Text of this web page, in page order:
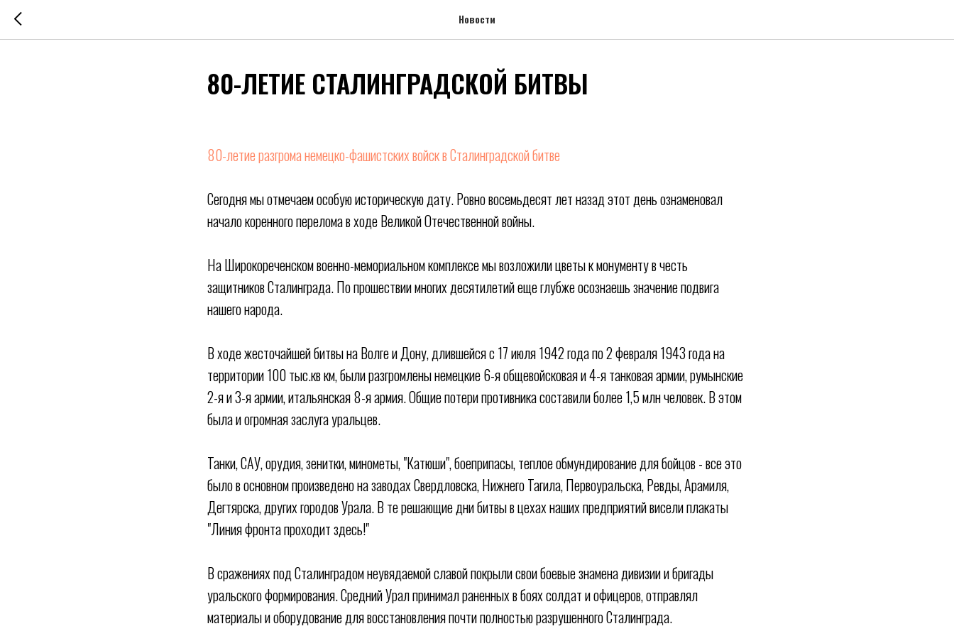
Новости
80-ЛЕТИЕ СТАЛИНГРАДСКОЙ БИТВЫ
80-летие разгрома немецко-фашистских войск в Сталинградской битве
Сегодня мы отмечаем особую историческую дату. Ровно восемьдесят лет назад этот день ознаменовал
начало коренного перелома в ходе Великой Отечественной войны.
На Широкореченском военно-мемориальном комплексе мы возложили цветы к монументу в честь
защитников Сталинграда. По прошествии многих десятилетий еще глубже осознаешь значение подвига
нашего народа.
В ходе жесточайшей битвы на Волге и Дону, длившейся с 17 июля 1942 года по 2 февраля 1943 года на
территории 100 тыс.кв км, были разгромлены немецкие 6-я общевойсковая и 4-я танковая армии, румынские
2-я и 3-я армии, итальянская 8-я армия. Общие потери противника составили более 1,5 млн человек. В этом
была и огромная заслуга уральцев.
Танки, САУ, орудия, зенитки, минометы, "Катюши", боеприпасы, теплое обмундирование для бойцов - все это
было в основном произведено на заводах Свердловска, Нижнего Тагила, Первоуральска, Ревды, Арамиля,
Дегтярска, других городов Урала. В те решающие дни битвы в цехах наших предприятий висели плакаты
"Линия фронта проходит здесь!"
В сражениях под Сталинградом неувядаемой славой покрыли свои боевые знамена дивизии и бригады
уральского формирования. Средний Урал принимал раненных в боях солдат и офицеров, отправлял
материалы и оборудование для восстановления почти полностью разрушенного Сталинграда.